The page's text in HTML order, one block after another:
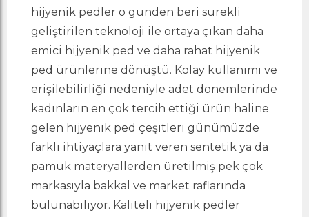
hijyenik pedler o günden beri sürekli
geliştirilen teknoloji ile ortaya çıkan daha
emici hijyenik ped ve daha rahat hijyenik
ped ürünlerine dönüştü. Kolay kullanımı ve
erişilebilirliği nedeniyle adet dönemlerinde
kadınların en çok tercih ettiği ürün haline
gelen hijyenik ped çeşitleri günümüzde
farklı ihtiyaçlara yanıt veren sentetik ya da
pamuk materyallerden üretilmiş pek çok
markasıyla bakkal ve market raflarında
bulunabiliyor. Kaliteli hijyenik pedler